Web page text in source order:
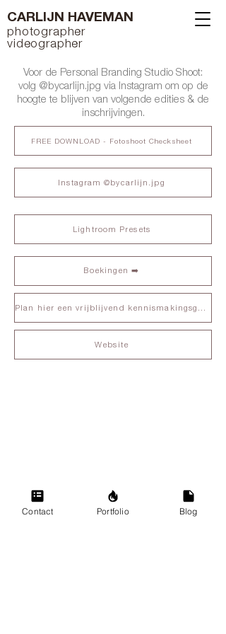
CARLIJN HAVEMAN
photographer
videographer
Voor de Personal Branding Studio Shoot:
volg @bycarlijn.jpg via Instagram om op de
hoogte te blijven van volgende edities & de
inschrijvingen.
FREE DOWNLOAD - Fotoshoot Checksheet
Instagram @bycarlijn.jpg
Lightroom Presets
Boekingen ➡️
Plan hier een vrijblijvend kennismakingsgesprek. 💫
Website
Contact Portfolio Blog